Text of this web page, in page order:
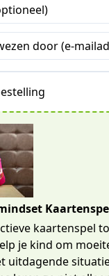
door (e-
kaartenspel
je kind om
uitdagende